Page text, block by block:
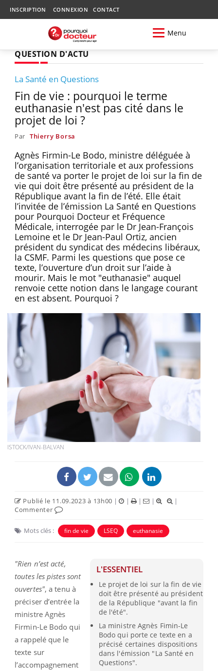
INSCRIPTION CONNEXION CONTACT
Menu
QUESTION D'ACTU
La Santé en Questions
Fin de vie : pourquoi le terme
euthanasie n'est pas cité dans le
projet de loi ?
Par Thierry Borsa
Agnès Firmin-Le Bodo, ministre déléguée à
l’organisation territoriale et aux professions
de santé va porter le projet de loi sur la fin de
vie qui doit être présenté au président de la
République avant la fin de l’été. Elle était
l’invitée de l’émission La Santé en Questions
pour Pourquoi Docteur et Fréquence
Médicale, interrogée par le Dr Jean-François
Lemoine et le Dr Jean-Paul Ortiz, ancien
président du syndicat des médecins libéraux,
la CSMF. Parmi les questions que pose ce
texte, l’ouverture d’un droit sur l’aide à
mourir. Mais le mot "euthanasie" auquel
renvoie cette notion dans le langage courant
en est absent. Pourquoi ?
ISTOCK/IVAN-BALVAN
Publié le 11.09.2023 à 13h00 | | | |
|
Commenter
Mots clés : fin de vie LSEQ euthanasie
L'ESSENTIEL
Le projet de loi sur la fin de vie
doit être présenté au président
de la République "avant la fin
de l'été".
La ministre Agnès Fimin-Le
Bodo qui porte ce texte en a
précisé certaines dispositions
dans l'émission "La Santé en
Questions".
"Rien n’est acté,
toutes les pistes sont
ouvertes", a tenu à
préciser d’entrée la
ministre Agnès
Firmin-Le Bodo qui
a rappelé que le
texte sur
l’accompagnement